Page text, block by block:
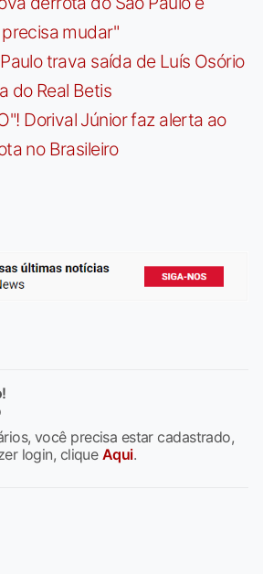
mudar"
trava saída de Luís Osório
do Real Betis
Dorival Júnior faz alerta ao
no Brasileiro
você precisa estar cadastrado,
login, clique Aqui.